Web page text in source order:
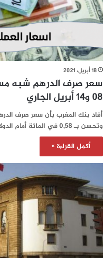
18 أبريل، 2021
سعر صرف الدرهم شبه
08 و14 أبريل الجاري
أفاد بنك المغرب بأن سعر صرف
وتحسن بـ 0,58 في المائة أمام الدولار، وذلك…
أكمل القراءة »